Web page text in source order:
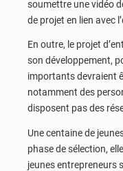
soumettre une vidéo
de projet en lien avec
En outre, le projet
son développement,
importants devraient
notamment des
disposent pas des
Une centaine de
phase de sélection,
jeunes entrepreneurs